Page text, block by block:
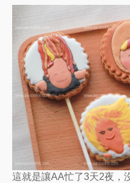
這就是讓AA忙了3天2夜，